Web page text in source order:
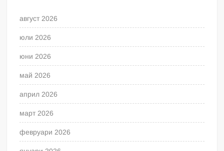
август 2026
юли 2026
юни 2026
май 2026
април 2026
март 2026
февруари 2026